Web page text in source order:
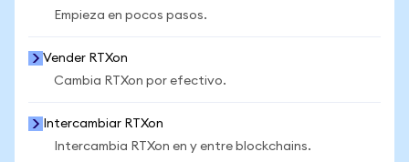
Empieza en pocos pasos.
Vender RTXon
Cambia RTXon por efectivo.
Intercambiar RTXon
Intercambia RTXon en y entre blockchains.